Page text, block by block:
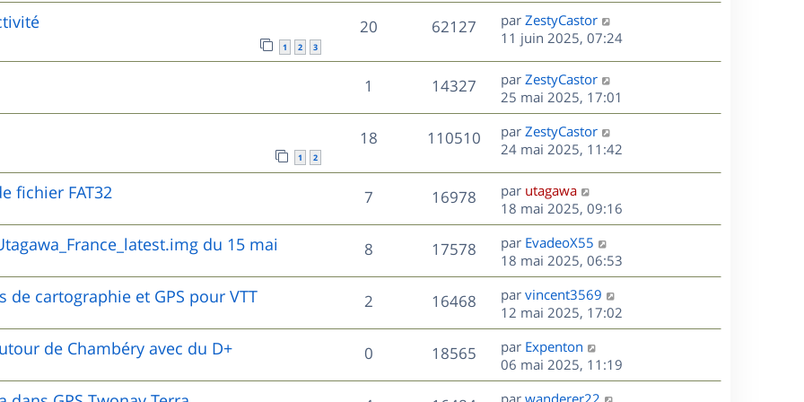
e
s
e
s
s
e
e
s
r
m
s
a
e
p
o
e
s
i
e
r
m
e
s
a
g
e
1 2 3
20R
é
e
62127V
u
e
D
e
i
e
r
m
s
a
e
par ZestyCastor
11 juin 2025, 07:24
1
é
p
s
e
s
14327V
u
e
D
e
r
n
i
r
m
e
s
s
a
g
e
par ZestyCastor
25 mai 2025, 17:01
1 2
18R
é
e
110510V
u
D
e
i
e
r
m
e
s
s
a
g
e
par ZestyCastor
24 mai 2025, 11:42
fichier FAT32 7R
é
p
n
s
16978V
u
e
s
D
e
r
n
i
e
r
m
e
s
s
a
par utagawa
18 mai 2025, 09:16
du 15 mai 8R
é
p
n
17578V
u
e
D
e
r
n
i
e
r
m
e
par EvadeoX55
18 mai 2025, 06:53
cartographie et GPS pour VTT 2R
é
p
16468V
u
e
D
e
r
n
i
e
par vincent3569
12 mai 2025, 17:02
de Chambéry avec du D+ 0R
é
18565V
u
D
e
r
par Expenton
06 mai 2025, 11:19
D
par wanderer22